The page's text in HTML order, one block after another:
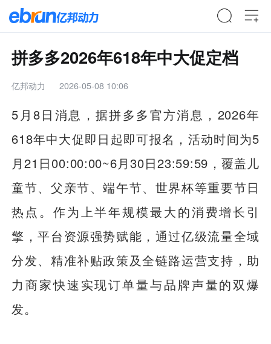
拼多多2026年618年中大促定档
亿邦动力 2026-05-08 10:06
5月8日消息，据拼多多官方消息，2026年
618年中大促即日起即可报名，活动时间为5
月21日00:00:00~6月30日23:59:59，覆盖儿
童节、父亲节、端午节、世界杯等重要节日
热点。作为上半年规模最大的消费增长引
擎，平台资源强势赋能，通过亿级流量全域
分发、精准补贴政策及全链路运营支持，助
力商家快速实现订单量与品牌声量的双爆
发。